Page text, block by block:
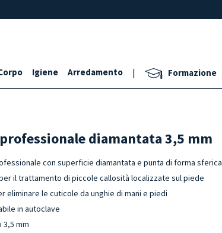
Igiene Arredamento | Formazione
diamantata 3,5 mm
con superficie diamantata e punta di forma sferica
il trattamento di piccole callosità localizzate sul piede
eliminare le cuticole da unghie di mani e piedi
in autoclave
3,5 mm